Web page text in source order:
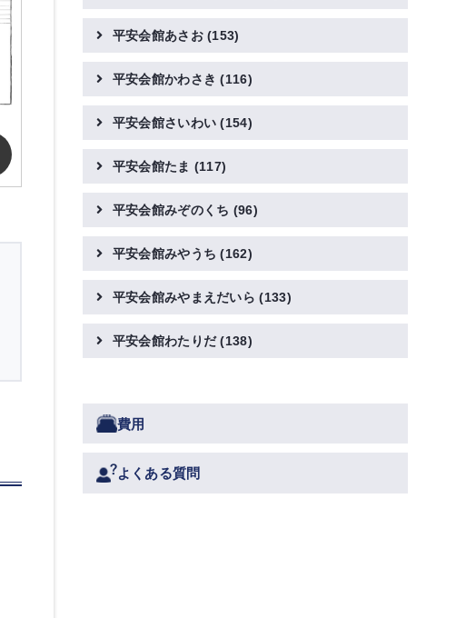
平安会館あさお(153)
平安会館かわさき(116)
平安会館さいわい(154)
平安会館たま (117)
平安会館みぞのくち (96)
平安会館みやうち(162)
平安会館みやまえだいら(133)
平安会館わたりだ(138)
費用
よくある質問